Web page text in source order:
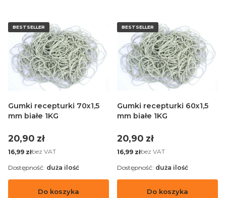
BESTSELLER
Gumki recepturki 70x1,5
mm białe 1KG
Cena
20,90 zł
Cena
16,99 złbez VAT
Do koszyka
Dostępność: duża ilość
BESTSELLER
Gumki recepturki 60x1,5
mm białe 1KG
Cena
20,90 zł
Cena
16,99 złbez VAT
Do koszyka
Dostępność: duża ilość